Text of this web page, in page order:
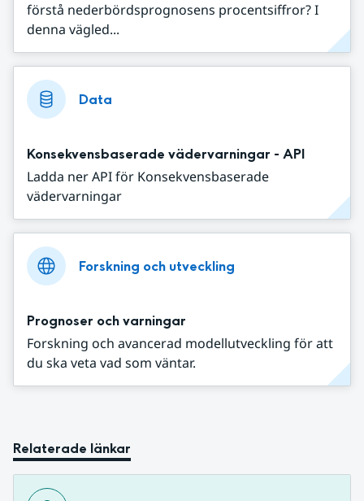
förstå nederbördsprognosens procentsiffror? I
denna vägled...
Data
Konsekvensbaserade vädervarningar - API
Ladda ner API för Konsekvensbaserade
vädervarningar
Forskning och utveckling
Prognoser och varningar
Forskning och avancerad modellutveckling för att
du ska veta vad som väntar.
Relaterade länkar